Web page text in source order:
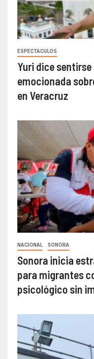
ESPECTACULOS
Yuri dice
emocionada
en Veracruz
NACIONAL SONORA
Sonora inicia
para migrantes
psicológico sin